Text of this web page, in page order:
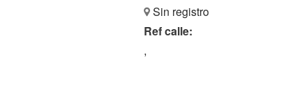
Sin registro
Ref calle:
,